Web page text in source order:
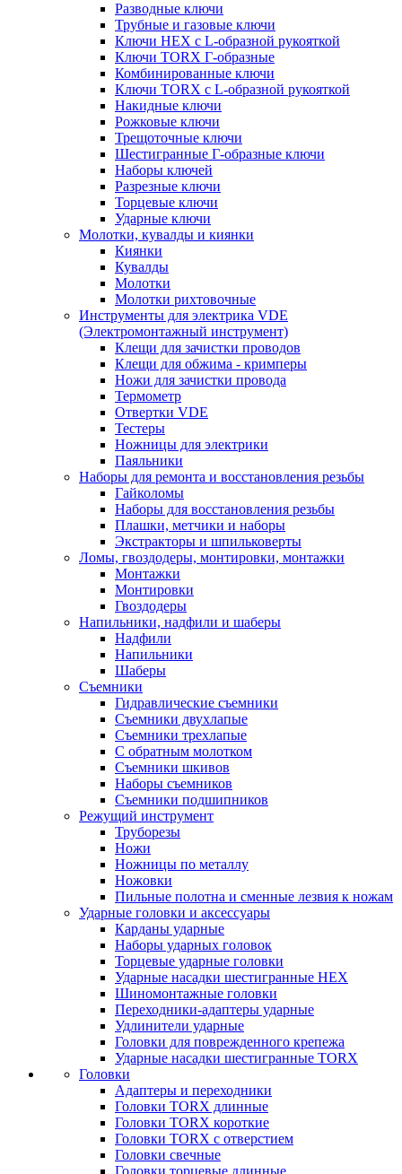
Разводные ключи
Трубные и газовые ключи
Ключи HEX с L-образной рукояткой
Ключи TORX Г-образные
Комбинированные ключи
Ключи TORX с L-образной рукояткой
Накидные ключи
Рожковые ключи
Трещоточные ключи
Шестигранные Г-образные ключи
Наборы ключей
Разрезные ключи
Торцевые ключи
Ударные ключи
Молотки, кувалды и киянки
Киянки
Кувалды
Молотки
Молотки рихтовочные
Инструменты для электрика VDE
(Электромонтажный инструмент)
Клещи для зачистки проводов
Клещи для обжима - кримперы
Ножи для зачистки провода
Термометр
Отвертки VDE
Тестеры
Ножницы для электрики
Паяльники
Наборы для ремонта и восстановления резьбы
Гайколомы
Наборы для восстановления резьбы
Плашки, метчики и наборы
Экстракторы и шпильковерты
Ломы, гвоздодеры, монтировки, монтажки
Монтажки
Монтировки
Гвоздодеры
Напильники, надфили и шаберы
Надфили
Напильники
Шаберы
Съемники
Гидравлические съемники
Съемники двухлапые
Съемники трехлапые
С обратным молотком
Съемники шкивов
Наборы съемников
Съемники подшипников
Режущий инструмент
Труборезы
Ножи
Ножницы по металлу
Ножовки
Пильные полотна и сменные лезвия к ножам
Ударные головки и аксессуары
Карданы ударные
Наборы ударных головок
Торцевые ударные головки
Ударные насадки шестигранные HEX
Шиномонтажные головки
Переходники-адаптеры ударные
Удлинители ударные
Головки для поврежденного крепежа
Ударные насадки шестигранные TORX
Головки
Адаптеры и переходники
Головки TORX длинные
Головки TORX короткие
Головки TORX с отверстием
Головки свечные
Головки торцевые длинные